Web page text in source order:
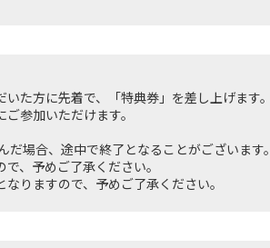
た方に先着で、「特典券」を差し上げます。
参加いただけます。
場合、途中で終了となることがございます。
、予めご了承ください。
りますので、予めご了承ください。